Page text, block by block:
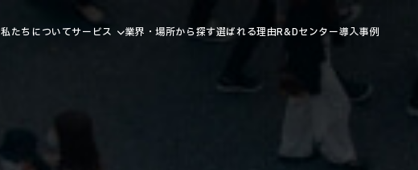
私たちについてサービス 業界・場所から探す選ばれる理由R&Dセンター導入事例